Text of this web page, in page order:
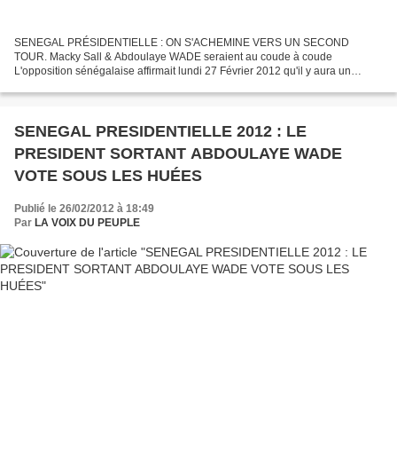
SENEGAL PRÉSIDENTIELLE : ON S'ACHEMINE VERS UN SECOND
TOUR. Macky Sall & Abdoulaye WADE seraient au coude à coude
L'opposition sénégalaise affirmait lundi 27 Février 2012 qu'il y aura un
SENEGAL PRESIDENTIELLE 2012 : LE
PRESIDENT SORTANT ABDOULAYE WADE
VOTE SOUS LES HUÉES
Publié le 26/02/2012 à 18:49
Par LA VOIX DU PEUPLE